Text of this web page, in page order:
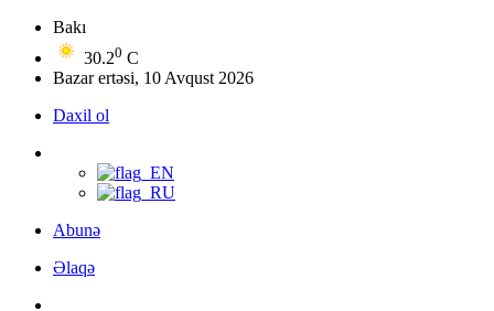
Bakı
30.20 C
Bazar ertəsi, 10 Avqust 2026
Daxil ol
Abunə
Əlaqə